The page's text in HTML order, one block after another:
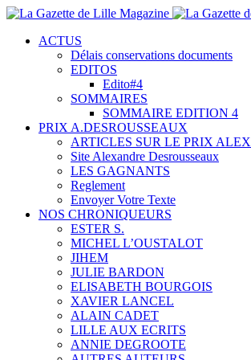
ACTUS
Délais conservations documents
EDITOS
Edito#4
SOMMAIRES
SOMMAIRE EDITION 4
PRIX A.DESROUSSEAUX
ARTICLES SUR LE PRIX
Site Alexandre Desrousseaux
LES GAGNANTS
Reglement
Envoyer Votre Texte
NOS CHRONIQUEURS
ESTER S.
MICHEL L’OUSTALOT
JIHEM
JULIE BARDON
ELISABETH BOURGOIS
XAVIER LANCEL
ALAIN CADET
LILLE AUX ECRITS
ANNIE DEGROOTE